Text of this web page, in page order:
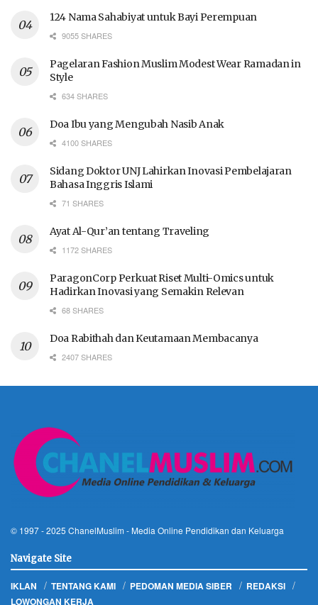
124 Nama Sahabiyat untuk Bayi Perempuan
9055 SHARES
Pagelaran Fashion Muslim Modest Wear Ramadan in
Style
634 SHARES
Doa Ibu yang Mengubah Nasib Anak
4100 SHARES
Sidang Doktor UNJ Lahirkan Inovasi Pembelajaran
Bahasa Inggris Islami
71 SHARES
Ayat Al-Qur’an tentang Traveling
1172 SHARES
ParagonCorp Perkuat Riset Multi-Omics untuk
Hadirkan Inovasi yang Semakin Relevan
68 SHARES
Doa Rabithah dan Keutamaan Membacanya
2407 SHARES
© 1997 - 2025 ChanelMuslim - Media Online Pendidikan dan Keluarga
Navigate Site
IKLAN TENTANG KAMI PEDOMAN MEDIA SIBER
REDAKSI
LOWONGAN KERJA